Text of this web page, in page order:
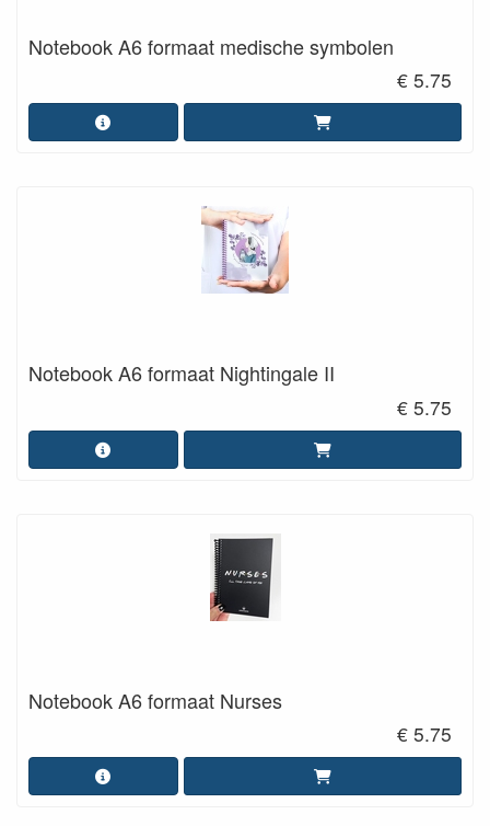
Notebook A6 formaat medische symbolen
€ 5.75
Notebook A6 formaat Nightingale II
€ 5.75
Notebook A6 formaat Nurses
€ 5.75